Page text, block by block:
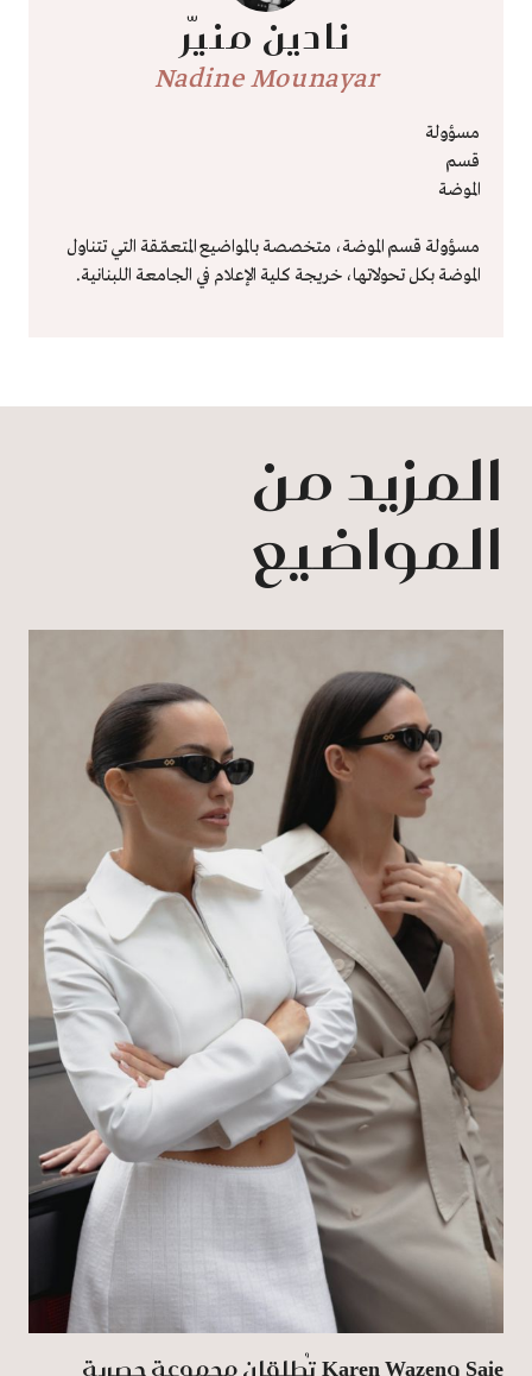
نادين منيّر
Nadine Mounayar
مسؤولة
قسم
الموضة
مسؤولة قسم الموضة، متخصصة بالمواضيع المتعمّقة التي تتناول
الموضة بكل تحولاتها، خريجة كلية الإعلام في الجامعة اللبنانية.
المزيد من
المواضيع